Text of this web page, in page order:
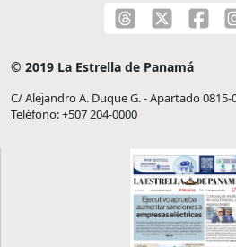
© 2019 La Estrella de Panamá
C/ Alejandro A. Duque G. - Apartado 0815-
Teléfono: +507 204-0000